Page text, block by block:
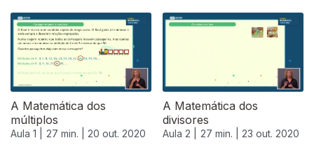
A Matemática dos
múltiplos
Aula 1 | 27 min. | 20 out. 2020
A Matemática dos
divisores
Aula 2 | 27 min. | 23 out. 2020